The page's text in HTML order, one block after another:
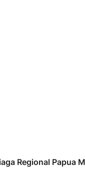
Regional Papua